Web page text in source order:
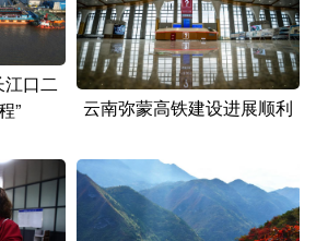
江口二
”
云南弥蒙高铁建设进展顺利